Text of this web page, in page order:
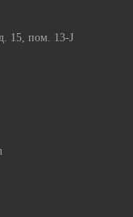
15, пом. 13-J